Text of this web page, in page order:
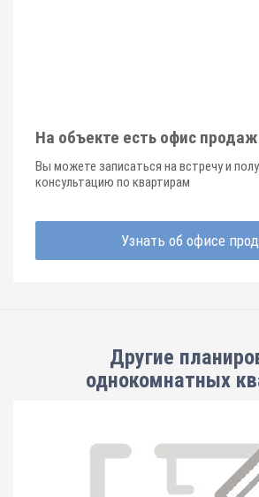
На объекте есть офис
Вы можете записаться на встречу и
консультацию по квартирам
Узнать об офисе
Другие
однокомнатных